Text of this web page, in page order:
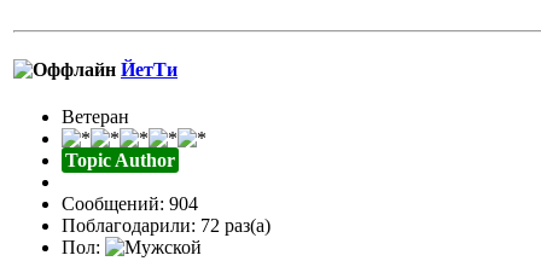
ЙетТи
Ветеран
Topic Author
Сообщений: 904
Поблагодарили: 72 раз(а)
Пол: